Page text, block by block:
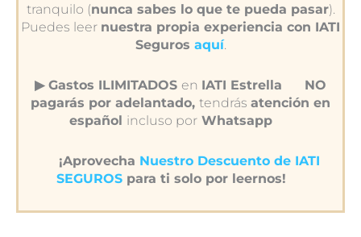
tranquilo (nunca sabes lo que te pueda pasar).
Puedes leer nuestra propia experiencia con IATI
Seguros aquí.
▶︎ Gastos ILIMITADOS en IATI Estrella
NO
pagarás por adelantado, tendrás atención en
español incluso por Whatsapp
¡Aprovecha Nuestro Descuento de IATI
SEGUROSpara ti solo por leernos!